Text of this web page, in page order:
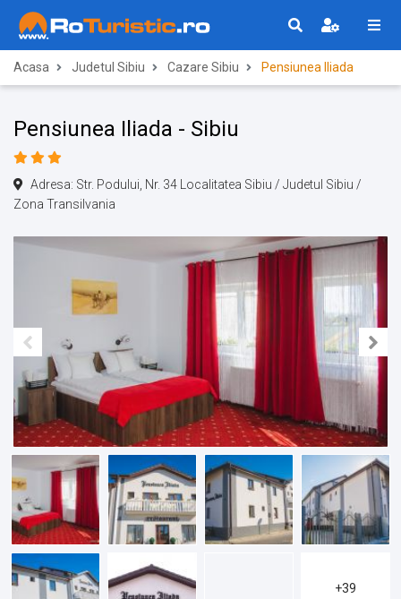
Acasa Judetul Sibiu Cazare Sibiu Pensiunea Iliada
Pensiunea Iliada - Sibiu
Adresa: Str. Podului, Nr. 34 Localitatea Sibiu / Judetul Sibiu /
Zona Transilvania
+39